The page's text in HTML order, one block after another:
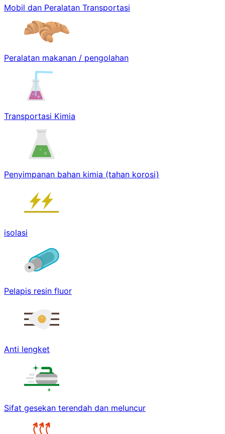
Mobil dan Peralatan Transportasi
Peralatan makanan / pengolahan
Transportasi Kimia
Penyimpanan bahan kimia (tahan korosi)
isolasi
Pelapis resin fluor
Anti lengket
Sifat gesekan terendah dan meluncur